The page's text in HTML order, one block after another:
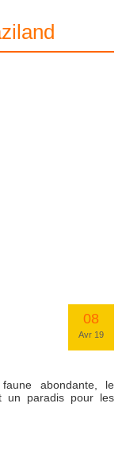
08
Avr 19
abondante, le
un paradis pour les